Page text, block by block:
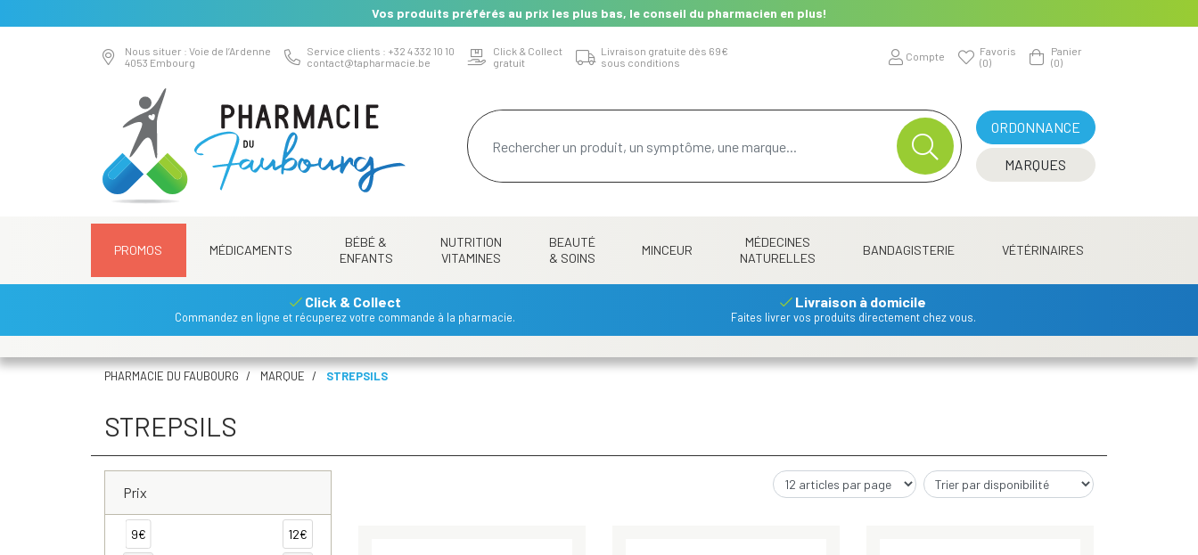
Vos produits préférés au prix les plus bas, le conseil du pharmacien en plus!
Nous situer : Voie de l’Ardenne
4053 Embourg
Service clients : +32 4 332 10 10
contact@tapharmacie.be
Click & Collect
gratuit
Livraison gratuite dès 69€
sous conditions
Compte
Favoris
(0)
Panier
(0)
ORDONNANCE
MARQUES
PROMOS MÉDICAMENTS
BÉBÉ &
ENFANTS
NUTRITION
VITAMINES
BEAUTÉ
& SOINS
MINCEUR
MÉDECINES
NATURELLES
BANDAGISTERIE VÉTÉRINAIRES
Click & Collect
Commandez en ligne et récuperez votre commande à la pharmacie.
Livraison à domicile
Faites livrer vos produits directement chez vous.
PHARMACIE DU FAUBOURG MARQUE STREPSILS
STREPSILS
Prix
9€ 12€